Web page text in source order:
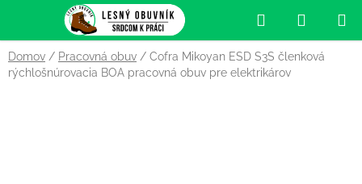
obsah
Hľadať
KOŠÍK
Domov / Pracovná obuv / Cofra Mikoyan ESD S3S členková
rýchlošnúrovacia BOA pracovná obuv pre elektrikárov